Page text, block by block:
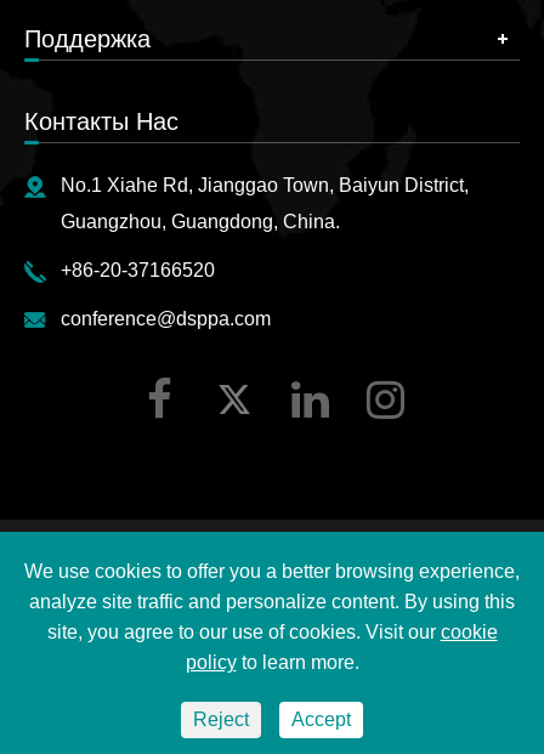
Поддержка
Контакты Нас
No.1 Xiahe Rd, Jianggao Town, Baiyun District,
Guangzhou, Guangdong, China.
+86-20-37166520
conference@dsppa.com
Ltd.
Все права защищены.
Карта сайта
|
DSPPA Политика конфиденциальности
We use cookies to offer you a better browsing experience,
analyze site traffic and personalize content. By using this
site, you agree to our use of cookies. Visit our cookie
policyto learn more.
Reject Accept